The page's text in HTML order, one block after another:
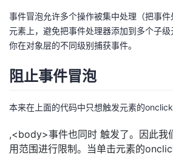
事件冒泡允许多个操作被集中处理（把事
元素上，避免把事件处理器添加到多个子
你在对象层的不同级别捕获事件。
阻止事件冒泡
本来在上面的代码中只想触发元素的
,<body>事件也同时 触发了。因此我
用范围进行限制。当单击元素的